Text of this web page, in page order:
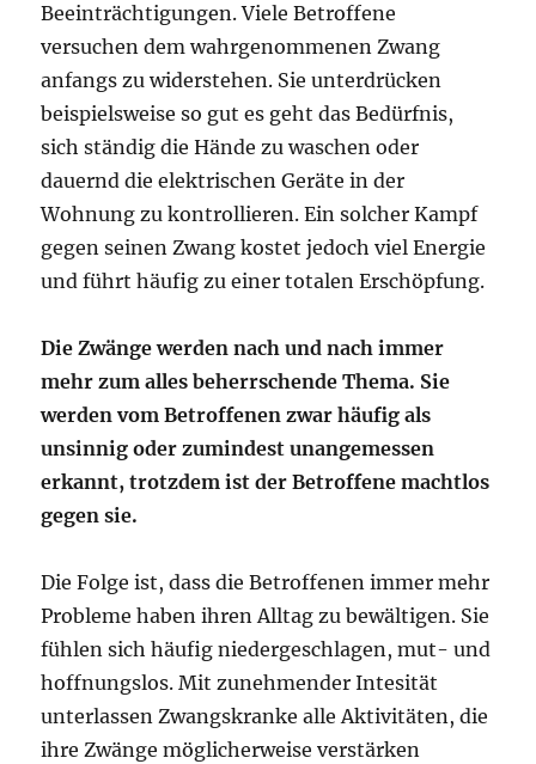
Beeinträchtigungen. Viele Betroffene
versuchen dem wahrgenommenen Zwang
anfangs zu widerstehen. Sie unterdrücken
beispielsweise so gut es geht das Bedürfnis,
sich ständig die Hände zu waschen oder
dauernd die elektrischen Geräte in der
Wohnung zu kontrollieren. Ein solcher Kampf
gegen seinen Zwang kostet jedoch viel Energie
und führt häufig zu einer totalen Erschöpfung.
Die Zwänge werden nach und nach immer
mehr zum alles beherrschende Thema. Sie
werden vom Betroffenen zwar häufig als
unsinnig oder zumindest unangemessen
erkannt, trotzdem ist der Betroffene machtlos
gegen sie.
Die Folge ist, dass die Betroffenen immer mehr
Probleme haben ihren Alltag zu bewältigen. Sie
fühlen sich häufig niedergeschlagen, mut- und
hoffnungslos. Mit zunehmender Intesität
unterlassen Zwangskranke alle Aktivitäten, die
ihre Zwänge möglicherweise verstärken